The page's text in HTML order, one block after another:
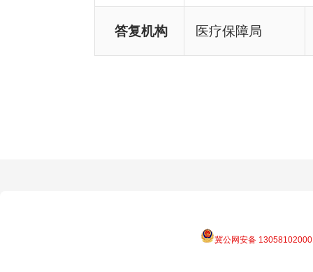
答复机构 医疗保障局
冀公网安备